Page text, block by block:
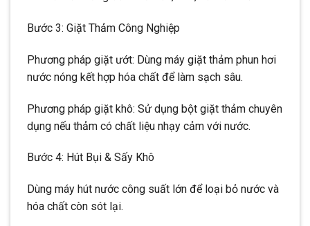
Bước 3: Giặt Thảm Công Nghiệp
Phương pháp giặt ướt: Dùng máy giặt thảm phun hơi
nước nóng kết hợp hóa chất để làm sạch sâu.
Phương pháp giặt khô: Sử dụng bột giặt thảm chuyên
dụng nếu thảm có chất liệu nhạy cảm với nước.
Bước 4: Hút Bụi & Sấy Khô
Dùng máy hút nước công suất lớn để loại bỏ nước và
hóa chất còn sót lại.